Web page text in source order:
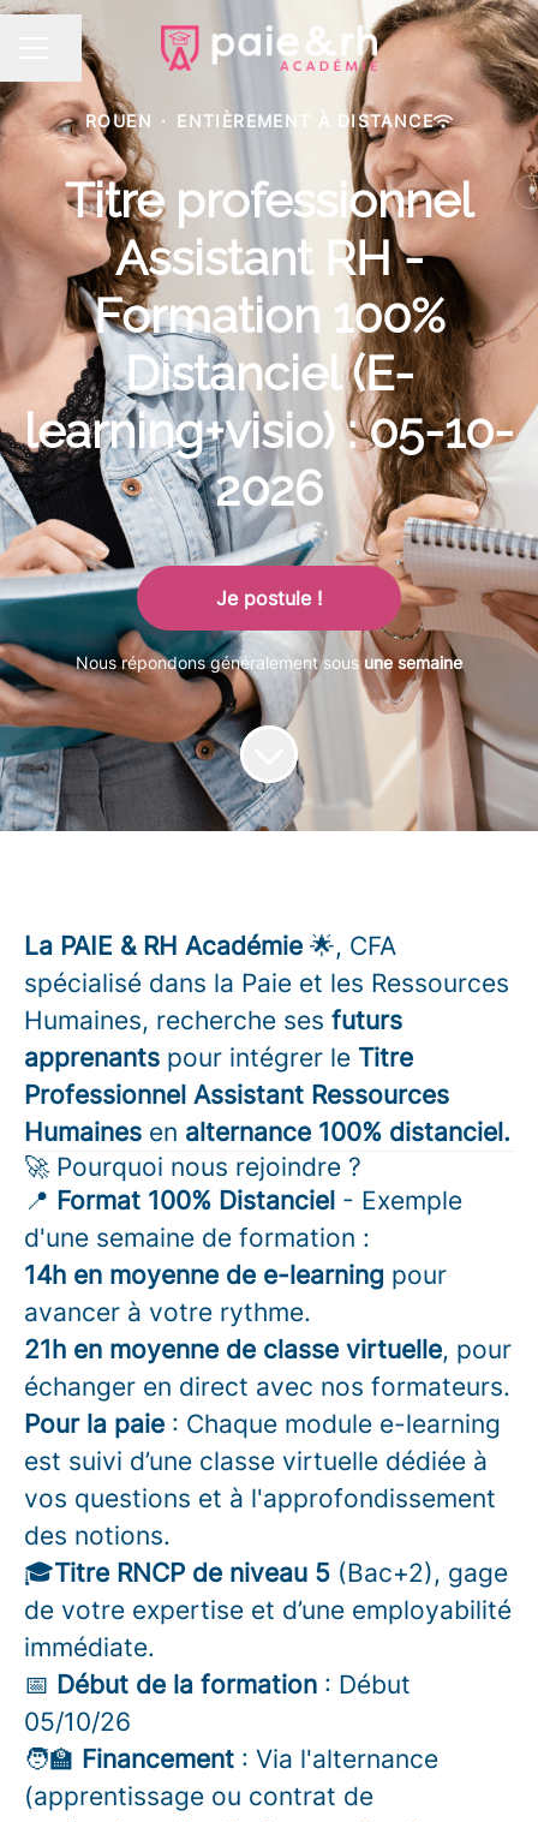
MENU CARRIÈRE
Partager la page
ROUEN · ENTIÈREMENT À DISTANCE
Titre professionnel
Assistant RH -
Formation 100%
Distanciel (E-
learning+visio) : 05-10-
2026
Je postule !
Nous répondons généralement sousune semaine
La PAIE & RH Académie 🌟, CFA
spécialisé dans la Paie et les Ressources
Humaines, recherche ses futurs
apprenants pour intégrer le Titre
Professionnel Assistant Ressources
Humaines en alternance 100% distanciel.
🚀 Pourquoi nous rejoindre ?
📍 Format 100% Distanciel - Exemple
d'une semaine de formation :
14h en moyenne de e-learning pour
avancer à votre rythme.
21h en moyenne de classe virtuelle, pour
échanger en direct avec nos formateurs.
Pour la paie : Chaque module e-learning
est suivi d’une classe virtuelle dédiée à
vos questions et à l'approfondissement
des notions.
🎓Titre RNCP de niveau 5 (Bac+2), gage
de votre expertise et d’une employabilité
immédiate.
📅 Début de la formation : Début
05/10/26
🧑‍🏫 Financement : Via l'alternance
(apprentissage ou contrat de